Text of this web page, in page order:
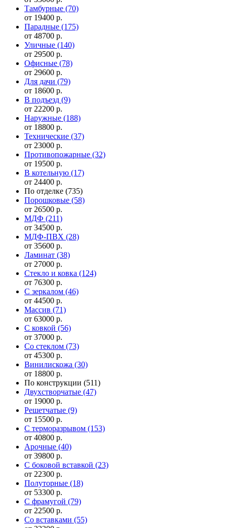
Тамбурные (70)
от 19400 р.
Парадные (175)
от 48700 р.
Уличные (140)
от 29500 р.
Офисные (78)
от 29600 р.
Для дачи (79)
от 18600 р.
В подъезд (9)
от 22200 р.
Наружные (188)
от 18800 р.
Технические (37)
от 23000 р.
Противопожарные (32)
от 19500 р.
В котельную (17)
от 24400 р.
По отделке (735)
Порошковые (58)
от 26500 р.
МДФ (211)
от 34500 р.
МДФ-ПВХ (28)
от 35600 р.
Ламинат (38)
от 27000 р.
Стекло и ковка (124)
от 76300 р.
С зеркалом (46)
от 44500 р.
Массив (71)
от 63000 р.
С ковкой (56)
от 37000 р.
Со стеклом (73)
от 45300 р.
Винилискожа (30)
от 18800 р.
По конструкции (511)
Двухстворчатые (47)
от 19000 р.
Решетчатые (9)
от 15500 р.
С терморазрывом (153)
от 40800 р.
Арочные (40)
от 39800 р.
С боковой вставкой (23)
от 22300 р.
Полуторные (18)
от 53300 р.
С фрамугой (79)
от 22500 р.
Cо вставками (55)